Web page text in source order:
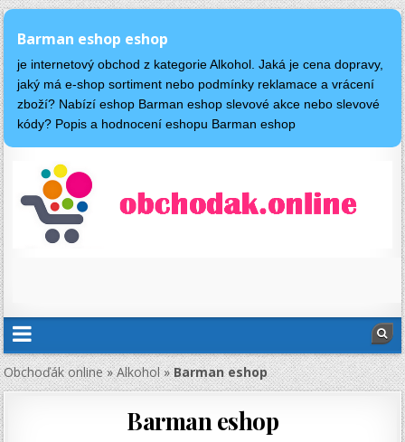
Barman eshop eshop
je internetový obchod z kategorie Alkohol. Jaká je cena dopravy,
jaký má e-shop sortiment nebo podmínky reklamace a vrácení
zboží? Nabízí eshop Barman eshop slevové akce nebo slevové
kódy? Popis a hodnocení eshopu Barman eshop
Obchoďák online»Alkohol»Barman eshop
Barman eshop